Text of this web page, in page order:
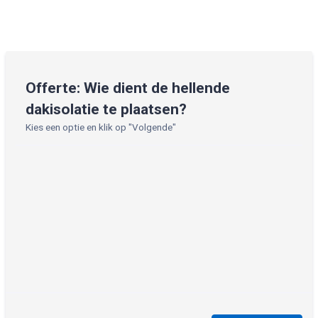
Offerte: Wie dient de hellende
dakisolatie te plaatsen?
Kies een optie en klik op "Volgende"